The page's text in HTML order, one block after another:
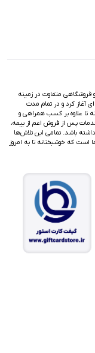
متفاوت در زمینه
آغاز کرد و در تمام مدت
تا علاوه بر کسب همراهی و
خدمات پس از فروش اعم از بیمه،
داشته باشد. تمامی این تلاش‌ها
است که خوشبختانه تا به امروز